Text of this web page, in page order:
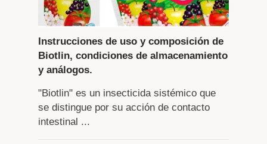
Instrucciones de uso y composición de
Biotlin, condiciones de almacenamiento
y análogos.
"Biotlin" es un insecticida sistémico que
se distingue por su acción de contacto
intestinal ...